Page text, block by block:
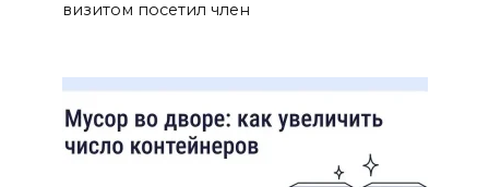
визитом посетил член